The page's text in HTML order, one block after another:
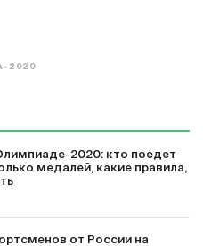
2020
2020: кто поедет
медалей, какие правила,
от России на